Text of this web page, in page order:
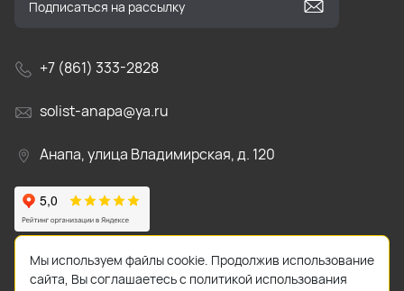
+7 (861) 333-2828
solist-anapa@ya.ru
Анапа, улица Владимирская, д. 120
Мы используем файлы cookie. Продолжив использование
сайта, Вы соглашаетесь с политикой использования